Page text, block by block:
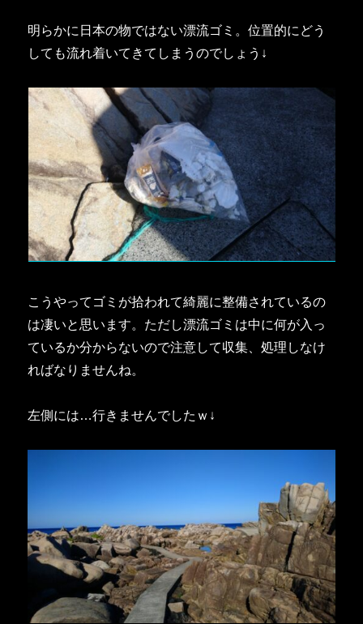
明らかに日本の物ではない漂流ゴミ。位置的にどう
しても流れ着いてきてしまうのでしょう↓
こうやってゴミが拾われて綺麗に整備されているの
は凄いと思います。ただし漂流ゴミは中に何が入っ
ているか分からないので注意して収集、処理しなけ
ればなりませんね。
左側には…行きませんでしたｗ↓